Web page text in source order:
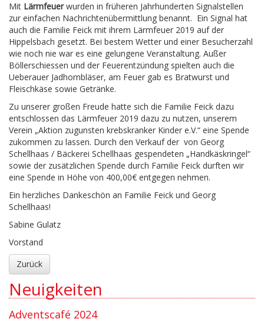
Mit Lärmfeuerwurden in früheren Jahrhunderten Signalstellen
zur einfachen Nachrichtenübermittlung benannt. Ein Signal hat
auch die Familie Feick mit ihrem Lärmfeuer 2019 auf der
Hippelsbach gesetzt. Bei bestem Wetter und einer Besucherzahl
wie noch nie war es eine gelungene Veranstaltung. Außer
Böllerschiessen und der Feuerentzündung spielten auch die
Ueberauer Jadhornbläser, am Feuer gab es Bratwurst und
Fleischkäse sowie Getränke.
Zu unserer großen Freude hatte sich die Familie Feick dazu
entschlossen das Lärmfeuer 2019 dazu zu nutzen, unserem
Verein „Aktion zugunsten krebskranker Kinder e.V.“ eine Spende
zukommen zu lassen. Durch den Verkauf der von Georg
Schellhaas / Bäckerei Schellhaas gespendeten „Handkäskringel“
sowie der zusätzlichen Spende durch Familie Feick durften wir
eine Spende in Höhe von 400,00€ entgegen nehmen.
Ein herzliches Dankeschön an Familie Feick und Georg
Schellhaas!
Sabine Gulatz
Vorstand
Zurück
Neuigkeiten
Adventscafé 2024